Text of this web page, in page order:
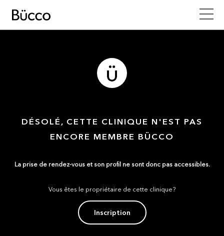
DÉSOLÉ, CETTE CLINIQUE N'EST PAS
ENCORE MEMBRE BÜCCO
La prise de rendez-vous et son profil ne sont donc pas accessibles.
Vous êtes le propriétaire de cette clinique?
Inscription